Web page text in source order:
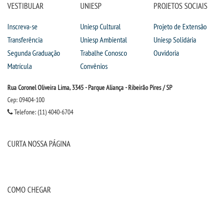
VESTIBULAR
Inscreva-se
Transferência
Segunda Graduação
Matrícula
UNIESP
Uniesp Cultural
Uniesp Ambiental
Trabalhe Conosco
Convênios
PROJETOS SOCIAIS
Projeto de Extensão
Uniesp Solidária
Ouvidoria
Rua Coronel Oliveira Lima, 3345 - Parque Aliança - Ribeirão Pires / SP
Cep: 09404-100
Telefone: (11) 4040-6704
CURTA NOSSA PÁGINA
COMO CHEGAR